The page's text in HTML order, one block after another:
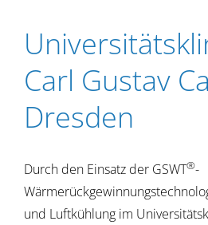
Carl Gustav
Dresden
Durch den Einsatz der GSWT®-
und Luftkühlung im